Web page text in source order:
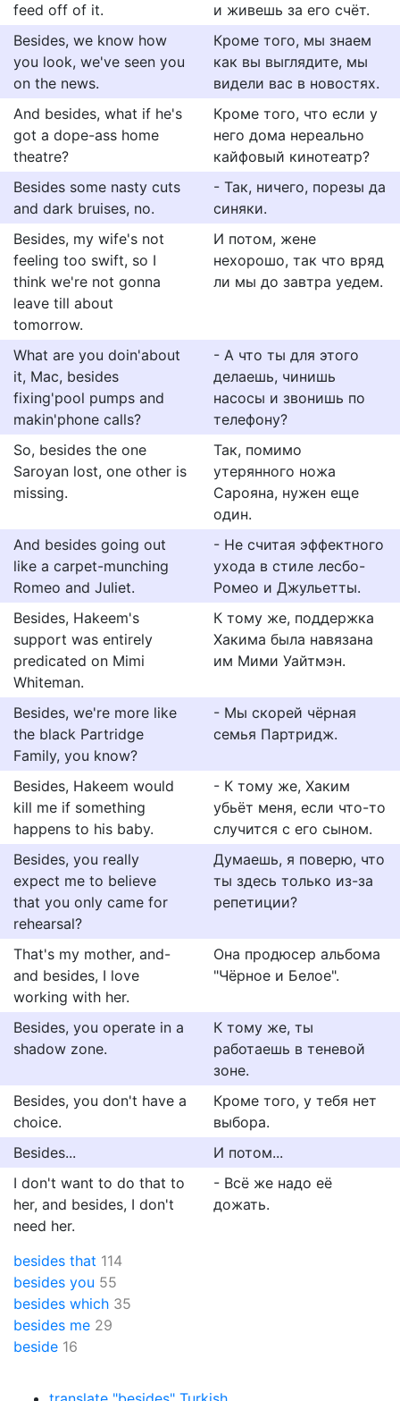
feed off of it.
и живешь за его счёт.
Besides, we know how
you look, we've seen you
on the news.
Кроме того, мы знаем
как вы выглядите, мы
видели вас в новостях.
And besides, what if he's
got a dope-ass home
theatre?
Кроме того, что если у
него дома нереально
кайфовый кинотеатр?
Besides some nasty cuts
and dark bruises, no.
- Так, ничего, порезы да
синяки.
Besides, my wife's not
feeling too swift, so I
think we're not gonna
leave till about
tomorrow.
И потом, жене
нехорошо, так что вряд
ли мы до завтра уедем.
What are you doin'about
it, Mac, besides
fixing'pool pumps and
makin'phone calls?
- А что ты для этого
делаешь, чинишь
насосы и звонишь по
телефону?
So, besides the one
Saroyan lost, one other is
missing.
Так, помимо
утерянного ножа
Сарояна, нужен еще
один.
And besides going out
like a carpet-munching
Romeo and Juliet.
- Не считая эффектного
ухода в стиле лесбо-
Ромео и Джульетты.
Besides, Hakeem's
support was entirely
predicated on Mimi
Whiteman.
К тому же, поддержка
Хакима была навязана
им Мими Уайтмэн.
Besides, we're more like
the black Partridge
Family, you know?
- Мы скорей чёрная
семья Партридж.
Besides, Hakeem would
kill me if something
happens to his baby.
- К тому же, Хаким
убьёт меня, если что-то
случится с его сыном.
Besides, you really
expect me to believe
that you only came for
rehearsal?
Думаешь, я поверю, что
ты здесь только из-за
репетиции?
That's my mother, and-
and besides, I love
working with her.
Она продюсер альбома
"Чёрное и Белое".
Besides, you operate in a
shadow zone.
К тому же, ты
работаешь в теневой
зоне.
Besides, you don't have a
choice.
Кроме того, у тебя нет
выбора.
Besides...
И потом...
I don't want to do that to
her, and besides, I don't
need her.
- Всё же надо её
дожать.
besides that 114
besides you 55
besides which 35
besides me 29
beside 16